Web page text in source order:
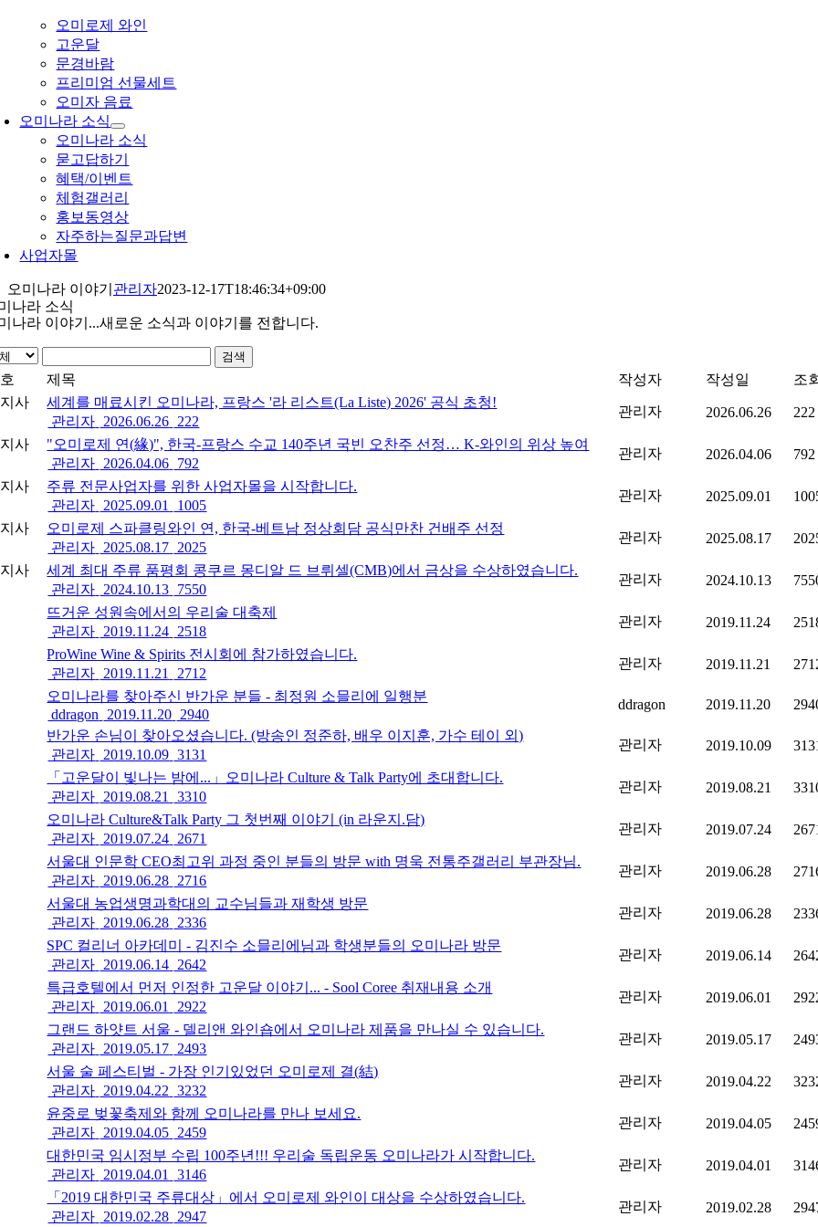
오미로제 와인
고운달
문경바람
프리미엄 선물세트
오미자 음료
오미나라 소식
오미나라 소식
묻고답하기
혜택/이벤트
체험갤러리
홍보동영상
자주하는질문과답변
사업자몰
오미나라 이야기 관리자2023-12-17T18:46:34+09:00
나라 소식
나라 이야기...새로운 소식과 이야기를 전합니다.
검색
제목 작성자 작성일
조회
사
세계를 매료시킨 오미나라, 프랑스 '라 리스트(La Liste) 2026' 공식 초청!
관리자 2026.06.26 222
관리자 2026.06.26 222
사
"오미로제 연(緣)", 한국-프랑스 수교 140주년 국빈 오찬주 선정… K-와인의 위상 높여
관리자 2026.04.06 792
관리자 2026.04.06 792
사
주류 전문사업자를 위한 사업자몰을 시작합니다.
관리자 2025.09.01 1005
관리자 2025.09.01
사
오미로제 스파클링와인 연, 한국-베트남 정상회담 공식만찬 건배주 선정
관리자 2025.08.17 2025
관리자 2025.08.17
사
세계 최대 주류 품평회 콩쿠르 몽디알 드 브뤼셀(CMB)에서 금상을 수상하였습니다.
관리자 2024.10.13 7550
관리자 2024.10.13
뜨거운 성원속에서의 우리술 대축제
관리자 2019.11.24 2518
관리자 2019.11.24
ProWine Wine & Spirits 전시회에 참가하였습니다.
관리자 2019.11.21 2712
관리자 2019.11.21
오미나라를 찾아주신 반가운 분들 - 최정원 소믈리에 일행분
ddragon
2019.11.20 2940
ddragon 2019.11.20
반가운 손님이 찾아오셨습니다. (방송인 정준하, 배우 이지훈, 가수 테이 외)
관리자 2019.10.09 3131
관리자 2019.10.09
「고운달이 빛나는 밤에...」오미나라 Culture & Talk Party에 초대합니다.
관리자 2019.08.21 3310
관리자 2019.08.21
오미나라 Culture&Talk Party 그 첫번째 이야기 (in 라운지.담)
관리자 2019.07.24 2671
관리자 2019.07.24
서울대 인문학 CEO최고위 과정 중인 분들의 방문 with 명욱 전통주갤러리 부관장님.
관리자 2019.06.28 2716
관리자 2019.06.28
서울대 농업생명과학대의 교수님들과 재학생 방문
관리자 2019.06.28 2336
관리자 2019.06.28
SPC 컬리너 아카데미 - 김진수 소믈리에님과 학생분들의 오미나라 방문
관리자 2019.06.14 2642
관리자 2019.06.14
특급호텔에서 먼저 인정한 고운달 이야기... - Sool Coree 취재내용 소개
관리자 2019.06.01 2922
관리자 2019.06.01
그랜드 하얏트 서울 - 델리앤 와인숍에서 오미나라 제품을 만나실 수 있습니다.
관리자 2019.05.17 2493
관리자 2019.05.17
서울 술 페스티벌 - 가장 인기있었던 오미로제 결(結)
관리자 2019.04.22 3232
관리자 2019.04.22
윤중로 벚꽃축제와 함께 오미나라를 만나 보세요.
관리자 2019.04.05 2459
관리자 2019.04.05
대한민국 임시정부 수립 100주년!!! 우리술 독립운동 오미나라가 시작합니다.
관리자 2019.04.01 3146
관리자 2019.04.01
「2019 대한민국 주류대상」에서 오미로제 와인이 대상을 수상하였습니다.
관리자 2019.02.28 2947
관리자 2019.02.28